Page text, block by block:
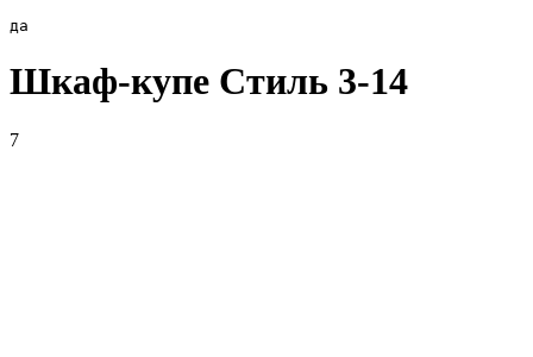
да
Шкаф-купе Стиль 3-14
7